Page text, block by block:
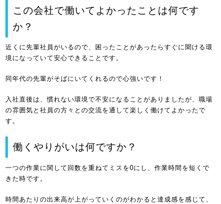
この会社で働いてよかったことは何です
か？
近くに先輩社員がいるので、困ったことがあったらすぐに聞ける環
境になっていて安心できることです。
同年代の先輩がそばにいてくれるので心強いです！
入社直後は、慣れない環境で不安になることがありましたが、職場
の雰囲気と社員の方々との交流を通して楽しく働けてよかったで
す。
働くやりがいは何ですか？
一つの作業に関して回数を重ねてミスを0にし、作業時間を短くで
きた時です。
時間あたりの出来高が上がっていくのがわかると達成感を感じて、